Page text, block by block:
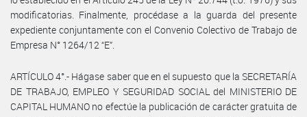
modificatorias. Finalmente, procédase a la guarda del presente
expediente conjuntamente con el Convenio Colectivo de Trabajo de
Empresa N° 1264/12 “E”.
ARTÍCULO 4°.- Hágase saber que en el supuesto que la SECRETARÍA
DE TRABAJO, EMPLEO Y SEGURIDAD SOCIAL del MINISTERIO DE
CAPITAL HUMANO no efectúe la publicación de carácter gratuita de